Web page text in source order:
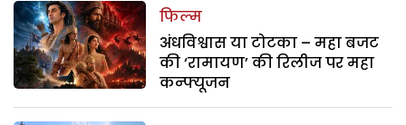
फिल्म
अंधविश्वास या टोटका – महा बजट
की ‘रामायण’ की रिलीज पर महा
कन्फ्यूजन